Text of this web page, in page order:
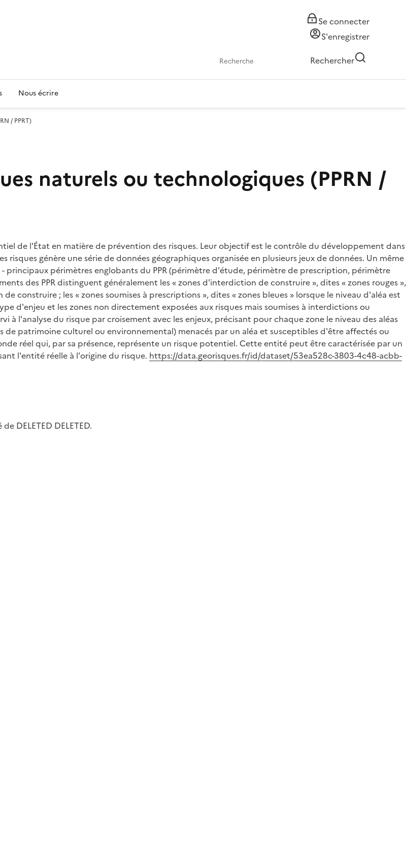
Se connecter
S'enregistrer
Rechercher
Nous écrire
/ PPRT)
naturels ou technologiques (PPRN /
de l'État en matière de prévention des risques. Leur objectif est le contrôle du développement dans
génère une série de données géographiques organisée en plusieurs jeux de données. Un même
principaux périmètres englobants du PPR (périmètre d'étude, périmètre de prescription, périmètre
des PPR distinguent généralement les « zones d'interdiction de construire », dites « zones rouges »,
construire ; les « zones soumises à prescriptions », dites « zones bleues » lorsque le niveau d'aléa est
d'enjeu et les zones non directement exposées aux risques mais soumises à interdictions ou
à l'analyse du risque par croisement avec les enjeux, précisant pour chaque zone le niveau des aléas
de patrimoine culturel ou environnemental) menacés par un aléa et susceptibles d'être affectés ou
réel qui, par sa présence, représente un risque potentiel. Cette entité peut être caractérisée par un
l'entité réelle à l'origine du risque. https://data.georisques.fr/id/dataset/53ea528c-3803-4c48-acbb-
DELETED DELETED.